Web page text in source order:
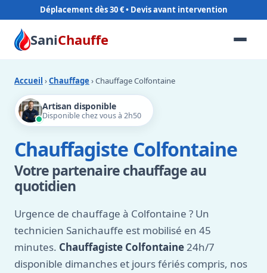
Déplacement dès 30 €
SaniChauffe
Accueil ›Chauffage › Chauffage Colfontaine
Artisan disponible
Disponible chez vous à 2h50
Chauffagiste Colfontaine
Votre partenaire chauffage au
quotidien
Urgence de chauffage à Colfontaine ? Un
technicien Sanichauffe est mobilisé en 45
minutes. Chauffagiste Colfontaine24h/7
disponible dimanches et jours fériés compris, nos